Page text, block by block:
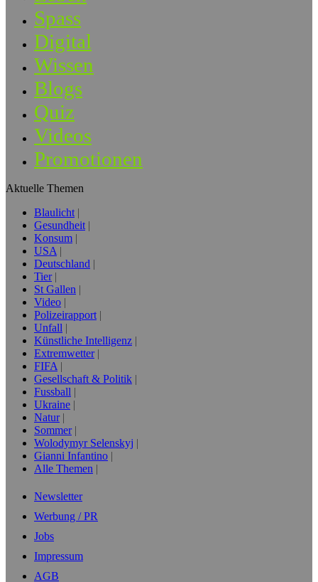
Spass
Digital
Wissen
Blogs
Quiz
Videos
Promotionen
Aktuelle Themen
Blaulicht
Gesundheit
Konsum
USA
Deutschland
Tier
St Gallen
Video
Polizeirapport
Unfall
Künstliche Intelligenz
Extremwetter
FIFA
Gesellschaft & Politik
Fussball
Ukraine
Natur
Sommer
Wolodymyr Selenskyj
Gianni Infantino
Alle Themen
Newsletter
Werbung / PR
Jobs
Impressum
AGB